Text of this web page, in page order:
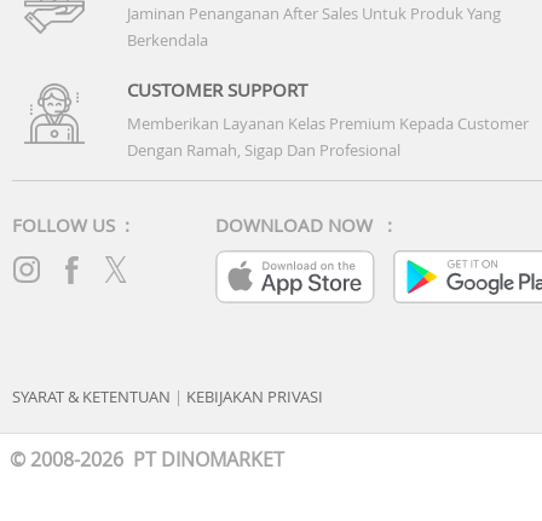
Jaminan Penanganan After Sales Untuk Produk Yang
Berkendala
CUSTOMER SUPPORT
Memberikan Layanan Kelas Premium Kepada Customer
Dengan Ramah, Sigap Dan Profesional
FOLLOW US : DOWNLOAD NOW :
SYARAT & KETENTUAN | KEBIJAKAN PRIVASI
© 2008-2026 PT DINOMARKET